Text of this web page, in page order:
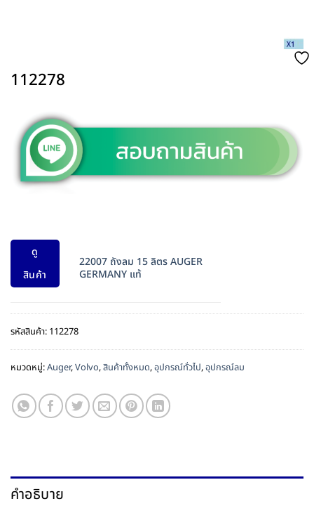
112278
ดู
สินค้า
22007 ถังลม 15 ลิตร AUGER
GERMANY แท้
รหัสสินค้า: 112278
หมวดหมู่:Auger,Volvo,สินค้าทั้งหมด,อุปกรณ์ทั่วไป,อุปกรณ์ลม
คำอธิบาย